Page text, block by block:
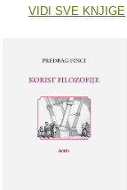
VIDI SVE KNJIGE